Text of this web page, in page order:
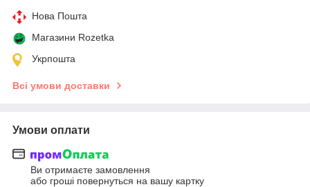
Нова Пошта
Магазини Rozetka
Укрпошта
Всі умови доставки
Умови оплати
Ви отримаєте замовлення
або гроші повернуться на вашу картку